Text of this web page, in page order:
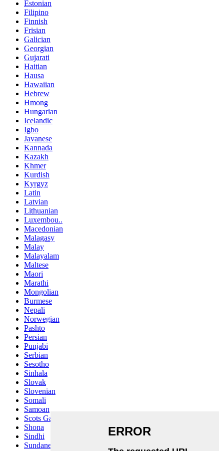
Estonian
Filipino
Finnish
Frisian
Galician
Georgian
Gujarati
Haitian
Hausa
Hawaiian
Hebrew
Hmong
Hungarian
Icelandic
Igbo
Javanese
Kannada
Kazakh
Khmer
Kurdish
Kyrgyz
Latin
Latvian
Lithuanian
Luxembou..
Macedonian
Malagasy
Malay
Malayalam
Maltese
Maori
Marathi
Mongolian
Burmese
Nepali
Norwegian
Pashto
Persian
Punjabi
Serbian
Sesotho
Sinhala
Slovak
Slovenian
Somali
Samoan
Scots Gaelic
Shona
Sindhi
Sundanese